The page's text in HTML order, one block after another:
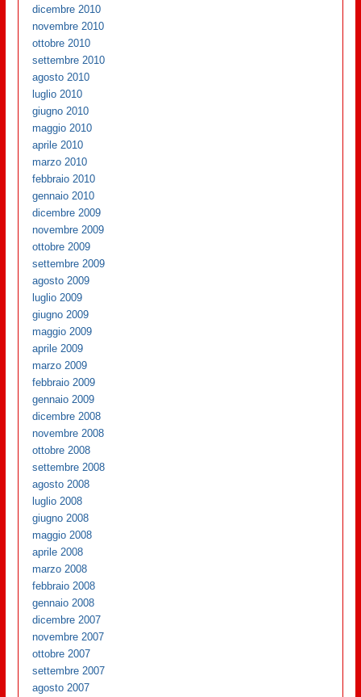
dicembre 2010
novembre 2010
ottobre 2010
settembre 2010
agosto 2010
luglio 2010
giugno 2010
maggio 2010
aprile 2010
marzo 2010
febbraio 2010
gennaio 2010
dicembre 2009
novembre 2009
ottobre 2009
settembre 2009
agosto 2009
luglio 2009
giugno 2009
maggio 2009
aprile 2009
marzo 2009
febbraio 2009
gennaio 2009
dicembre 2008
novembre 2008
ottobre 2008
settembre 2008
agosto 2008
luglio 2008
giugno 2008
maggio 2008
aprile 2008
marzo 2008
febbraio 2008
gennaio 2008
dicembre 2007
novembre 2007
ottobre 2007
settembre 2007
agosto 2007